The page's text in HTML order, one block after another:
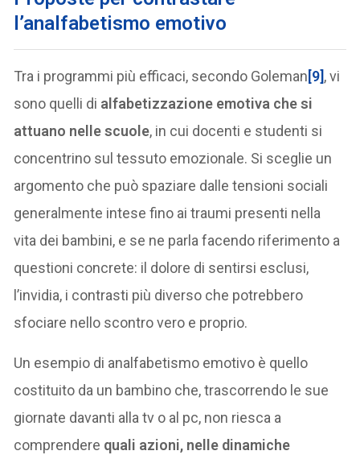
l’analfabetismo emotivo
Tra i programmi più efficaci, secondo Goleman[9], vi
sono quelli di alfabetizzazione emotiva che si
attuano nelle scuole, in cui docenti e studenti si
concentrino sul tessuto emozionale. Si sceglie un
argomento che può spaziare dalle tensioni sociali
generalmente intese fino ai traumi presenti nella
vita dei bambini, e se ne parla facendo riferimento a
questioni concrete: il dolore di sentirsi esclusi,
l’invidia, i contrasti più diverso che potrebbero
sfociare nello scontro vero e proprio.
Un esempio di analfabetismo emotivo è quello
costituito da un bambino che, trascorrendo le sue
giornate davanti alla tv o al pc, non riesca a
comprendere quali azioni, nelle dinamiche